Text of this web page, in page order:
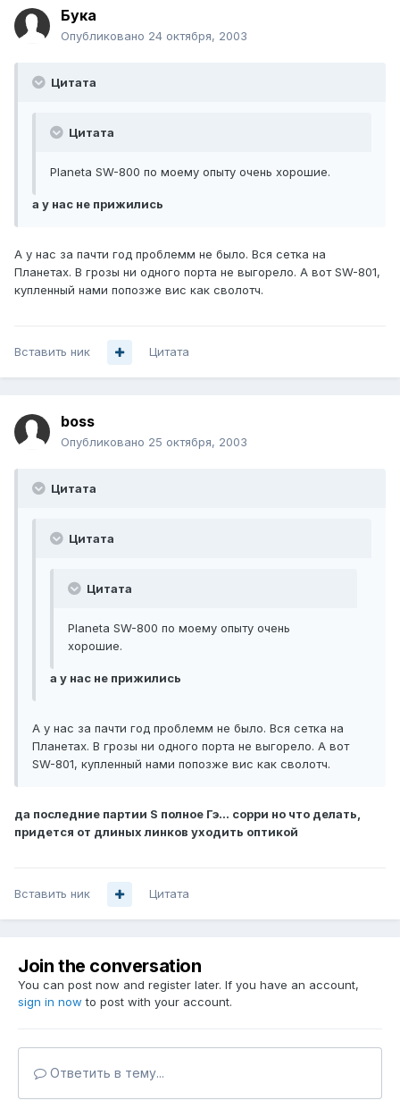
Бука
Опубликовано 24 октября, 2003
Цитата
Цитата
Planeta SW-800 по моему опыту очень хорошие.
а у нас не прижились
А у нас за пачти год проблемм не было. Вся сетка на
Планетах. В грозы ни одного порта не выгорело. А вот SW-801,
купленный нами попозже вис как сволотч.
Вставить ник Цитата
boss
Опубликовано 25 октября, 2003
Цитата
Цитата
Цитата
Planeta SW-800 по моему опыту очень
хорошие.
а у нас не прижились
А у нас за пачти год проблемм не было. Вся сетка на
Планетах. В грозы ни одного порта не выгорело. А вот
SW-801, купленный нами попозже вис как сволотч.
да последние партии S полное Гэ... сорри но что делать,
придется от длиных линков уходить оптикой
Вставить ник Цитата
Join the conversation
You can post now and register later. If you have an account,
sign in now to post with your account.
Ответить в тему...